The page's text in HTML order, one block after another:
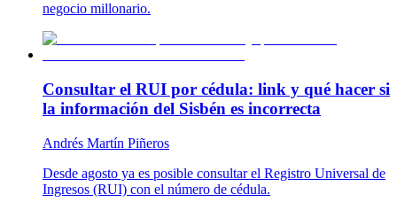
negocio millonario.
Consultar el RUI por cédula: link y qué hacer si
la información del Sisbén es incorrecta
Andrés Martín Piñeros
Desde agosto ya es posible consultar el Registro Universal de
Ingresos (RUI) con el número de cédula.